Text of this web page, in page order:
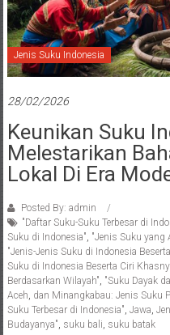
Jenis Suku Indonesia
28/02/2026
Keunikan Suku
Melestarikan
Lokal Di Era
Posted By: admin
"Daftar Suku-Suku Terbesar di
Suku di Indonesia" "Jenis Suku yang
"Jenis-Jenis Suku di Indonesia
Suku di Indonesia Beserta Ciri
Berdasarkan Wilayah" "Suku Dayak
Aceh dan Minangkabau: Jenis Suku
Suku Terbesar di Indonesia" Jawa
Budayanya" suku bali suku batak